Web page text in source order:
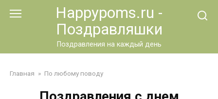
Happypoms.ru -
Поздравляшки
Поздравления на каждый день
Главная » По любому поводу